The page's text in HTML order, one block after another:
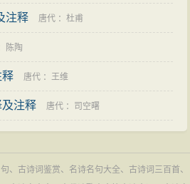
注释 唐代 ：杜甫
陈陶
释 唐代 ：王维
注释 唐代 ： 司空曙
、古诗词鉴赏、名诗名句大全、古诗词三百首、